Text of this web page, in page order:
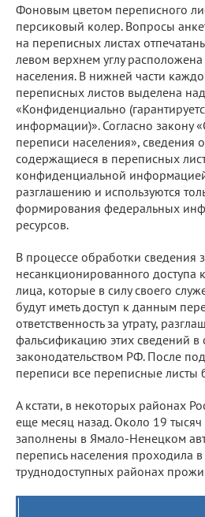
Фоновым цветом переписного
персиковый колер. Вопросы
на переписных листах
левом верхнем углу
населения. В нижней части
переписных листов выделена
«Конфиденциально
информации)». Согласно закону
переписи населения», сведения
содержащиеся в переписных
конфиденциальной
разглашению и используются
формирования федеральных
ресурсов.
В процессе обработки сведения
несанкционированного доступа
лица, которые в силу своего
будут иметь доступ к данным
ответственность за утрату,
фальсификацию этих сведений в
законодательством РФ. После
переписи все переписные листы
А кстати, в некоторых районах
еще месяц назад. Около 19
заполнены в Ямало-Ненецком
перепись населения проходила
труднодоступных районах